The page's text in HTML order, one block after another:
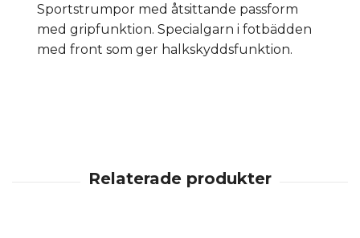
Sportstrumpor med åtsittande passform
med gripfunktion. Specialgarn i fotbädden
med front som ger halkskyddsfunktion.